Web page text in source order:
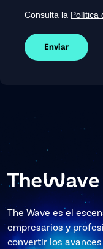
Consulta la Política
Enviar
The Wave es el
empresarios y
convertir los